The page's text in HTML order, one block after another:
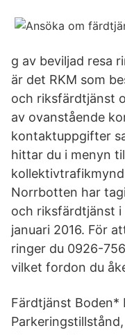
g av beviljad resa
är det RKM som
och riksfärdtjänst
av ovanstående
kontaktuppgifter
hittar du i menyn
Norrbotten har
och riksfärdtjänst i
januari 2016. För
ringer du 0926-
vilket fordon du
Färdtjänst Boden*